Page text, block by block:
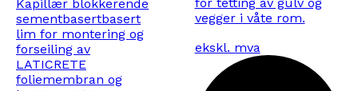
Kapillær blokkerende
sementbasertbasert
lim for montering og
forseiling av
LATICRETE
foliemembran og
vegger i våte rom.
ekskl. mva